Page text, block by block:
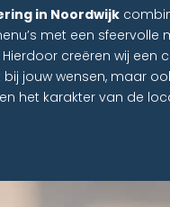
in Noordwijk
met een
creëren wij een
jouw wensen, maar
het karakter van de